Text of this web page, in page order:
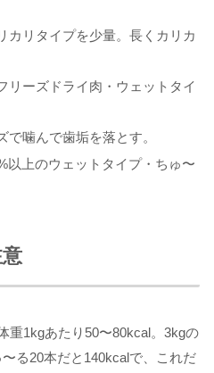
カリタイプを少量。長くカリカ
リーズドライ肉・ウェットタイ
噛んで歯垢を落とす。
上のウェットタイプ・ちゅ〜
重1kgあたり50〜80kcal。3kgの
る20本だと140kcalで、これだ